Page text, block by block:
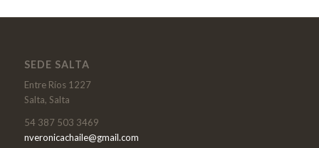
SEDE SALTA
Entre Ríos 1227
Salta, Salta
54 387 503 3469
nveronicachaile@gmail.com